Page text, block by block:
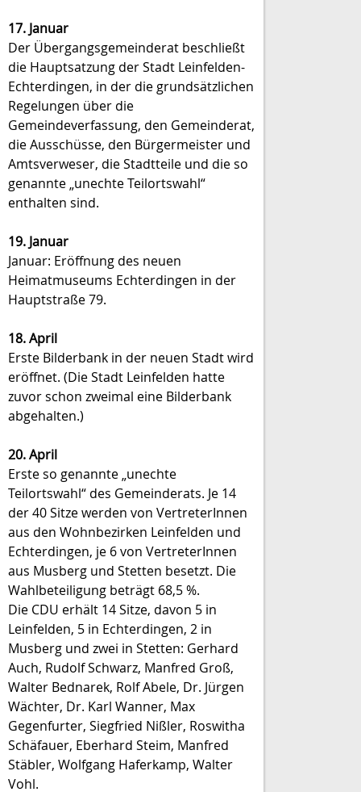
17. Januar
Der Übergangsgemeinderat beschließt
die Hauptsatzung der Stadt Leinfelden-
Echterdingen, in der die grundsätzlichen
Regelungen über die
Gemeindeverfassung, den Gemeinderat,
die Ausschüsse, den Bürgermeister und
Amtsverweser, die Stadtteile und die so
genannte „unechte Teilortswahl“
enthalten sind.
19. Januar
Januar: Eröffnung des neuen
Heimatmuseums Echterdingen in der
Hauptstraße 79.
18. April
Erste Bilderbank in der neuen Stadt wird
eröffnet. (Die Stadt Leinfelden hatte
zuvor schon zweimal eine Bilderbank
abgehalten.)
20. April
Erste so genannte „unechte
Teilortswahl“ des Gemeinderats. Je 14
der 40 Sitze werden von VertreterInnen
aus den Wohnbezirken Leinfelden und
Echterdingen, je 6 von VertreterInnen
aus Musberg und Stetten besetzt. Die
Wahlbeteiligung beträgt 68,5 %.
Die CDU erhält 14 Sitze, davon 5 in
Leinfelden, 5 in Echterdingen, 2 in
Musberg und zwei in Stetten: Gerhard
Auch, Rudolf Schwarz, Manfred Groß,
Walter Bednarek, Rolf Abele, Dr. Jürgen
Wächter, Dr. Karl Wanner, Max
Gegenfurter, Siegfried Nißler, Roswitha
Schäfauer, Eberhard Steim, Manfred
Stäbler, Wolfgang Haferkamp, Walter
Vohl.